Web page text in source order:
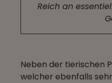
Reich an
Neben der tierischen
welcher ebenfalls